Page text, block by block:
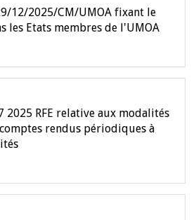
12/2025/CM/UMOA fixant le
les Etats membres de l'UMOA
2025 RFE relative aux modalités
rendus périodiques à